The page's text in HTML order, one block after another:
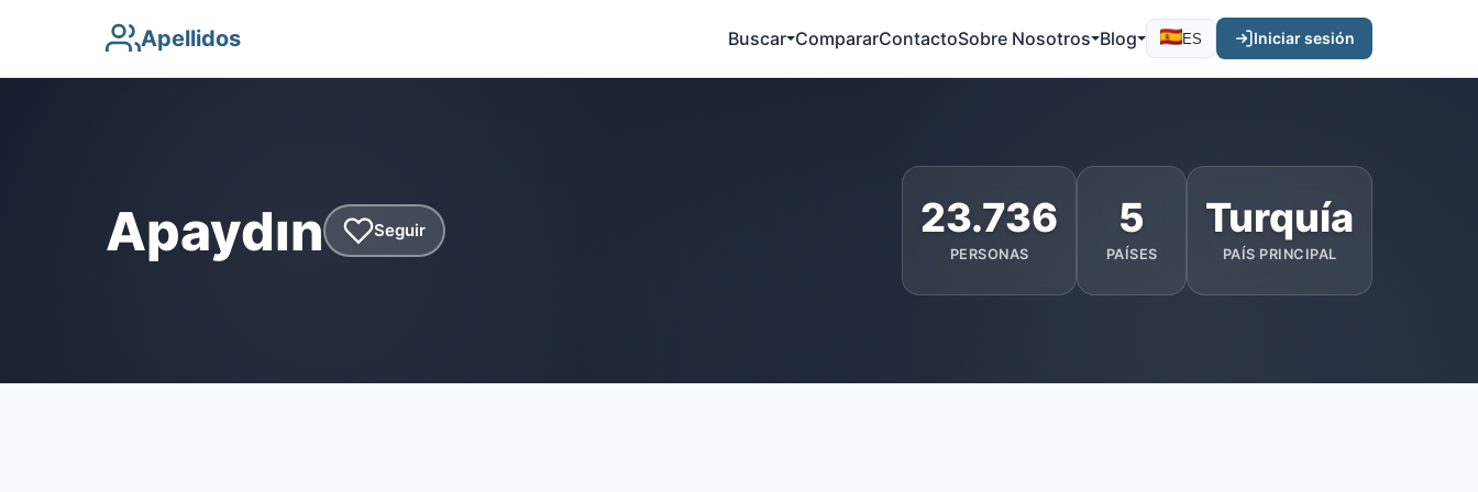
Apellidos Buscar CompararContactoSobre Nosotros Blog ES Iniciar sesión
Apaydın Seguir 23.736
PERSONAS
5
PAÍSES
Turquía
PAÍS PRINCIPAL